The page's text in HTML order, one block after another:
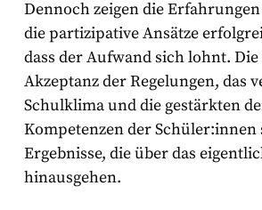
Dennoch zeigen die
die partizipative Ansätze
dass der Aufwand sich lohnt.
Akzeptanz der Regelungen, das
Schulklima und die gestärkten
Kompetenzen der
Ergebnisse, die über das
hinausgehen.